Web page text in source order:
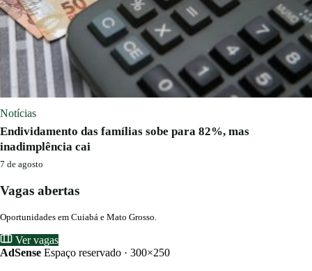
Notícias
Endividamento das famílias sobe para 82%, mas
inadimplência cai
7 de agosto
Vagas abertas
Oportunidades em Cuiabá e Mato Grosso.
Ver vagas
AdSense Espaço reservado · 300×250